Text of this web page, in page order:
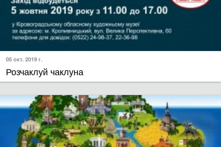
05 окт. 2019 г.
Розчаклуй чаклуна